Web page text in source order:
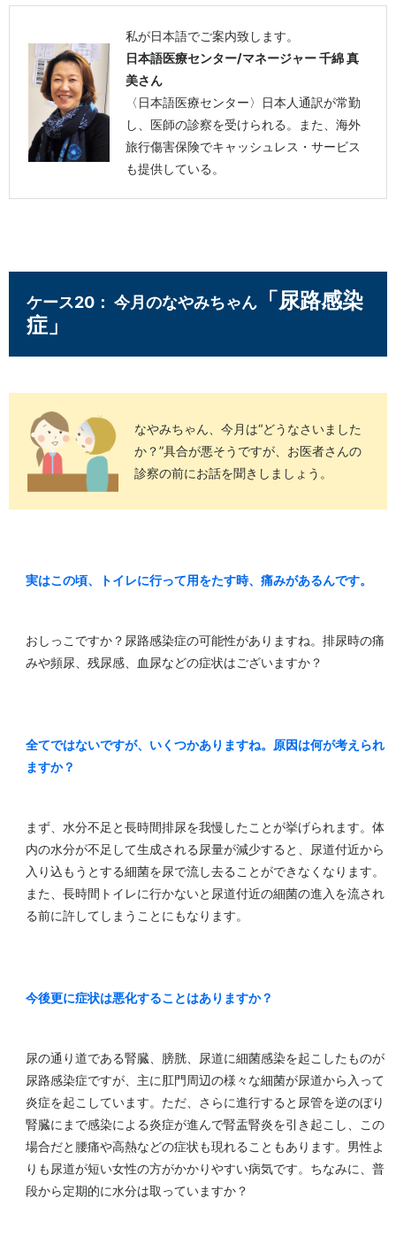
私が日本語でご案内致します。
日本語医療センター/マネージャー 千綿 真
美さん
〈日本語医療センター〉日本人通訳が常勤
し、医師の診察を受けられる。また、海外
旅行傷害保険でキャッシュレス・サービス
も提供している。
ケース20： 今月のなやみちゃん
「尿路感染
症」
なやみちゃん、今月は“どうなさいました
か？”具合が悪そうですが、お医者さんの
診察の前にお話を聞きしましょう。
実はこの頃、トイレに行って用をたす時、痛みがあるんです。
おしっこですか？尿路感染症の可能性がありますね。排尿時の痛
みや頻尿、残尿感、血尿などの症状はございますか？
全てではないですが、いくつかありますね。原因は何が考えられ
ますか？
まず、水分不足と長時間排尿を我慢したことが挙げられます。体
内の水分が不足して生成される尿量が減少すると、尿道付近から
入り込もうとする細菌を尿で流し去ることができなくなります。
また、長時間トイレに行かないと尿道付近の細菌の進入を流され
る前に許してしまうことにもなります。
今後更に症状は悪化することはありますか？
尿の通り道である腎臓、膀胱、尿道に細菌感染を起こしたものが
尿路感染症ですが、主に肛門周辺の様々な細菌が尿道から入って
炎症を起こしています。ただ、さらに進行すると尿管を逆のぼり
腎臓にまで感染による炎症が進んで腎盂腎炎を引き起こし、この
場合だと腰痛や高熱などの症状も現れることもあります。男性よ
りも尿道が短い女性の方がかかりやすい病気です。ちなみに、普
段から定期的に水分は取っていますか？